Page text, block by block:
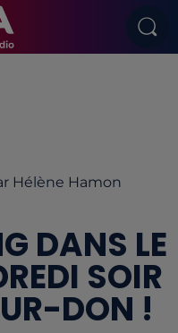
Hélène Hamon
DANS LE
SOIR
DON !